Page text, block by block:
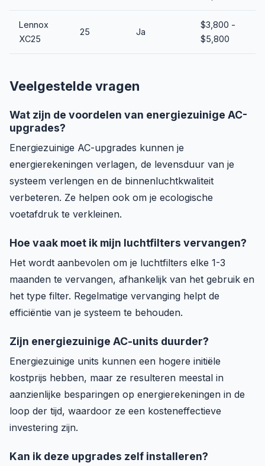
Lennox
XC25
25 Ja
$3,800 -
$5,800
Veelgestelde vragen
Wat zijn de voordelen van energiezuinige AC-
upgrades?
Energiezuinige AC-upgrades kunnen je
energierekeningen verlagen, de levensduur van je
systeem verlengen en de binnenluchtkwaliteit
verbeteren. Ze helpen ook om je ecologische
voetafdruk te verkleinen.
Hoe vaak moet ik mijn luchtfilters vervangen?
Het wordt aanbevolen om je luchtfilters elke 1-3
maanden te vervangen, afhankelijk van het gebruik en
het type filter. Regelmatige vervanging helpt de
efficiëntie van je systeem te behouden.
Zijn energiezuinige AC-units duurder?
Energiezuinige units kunnen een hogere initiële
kostprijs hebben, maar ze resulteren meestal in
aanzienlijke besparingen op energierekeningen in de
loop der tijd, waardoor ze een kosteneffectieve
investering zijn.
Kan ik deze upgrades zelf installeren?